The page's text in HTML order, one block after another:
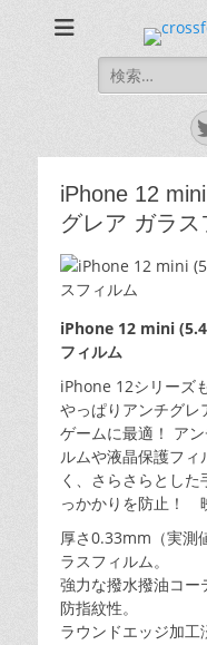
デジタルとアナロ
検
索:
iPhone 12
グレア ガラス
iPhone 12 mini (5.4
フィルム
iPhone 12シリーズ
やっぱりアンチグレ
ゲームに最適！ ア
ルムや液晶保護フ
く、さらさらとし
っかかりを防止！
厚さ0.33mm（実測
ラスフィルム。
強力な撥水撥油コー
防指紋性。
ラウンドエッジ加工